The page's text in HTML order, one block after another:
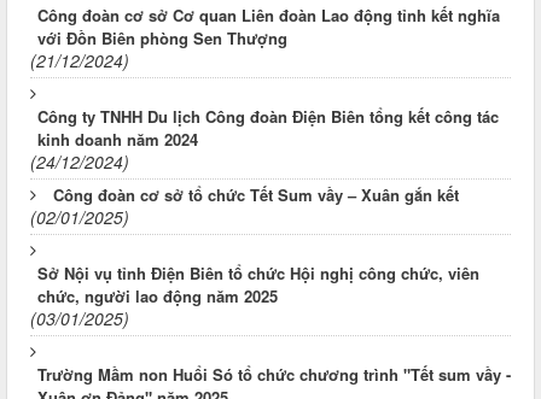
Công đoàn cơ sở Cơ quan Liên đoàn Lao động tỉnh kết nghĩa
với Đồn Biên phòng Sen Thượng
(21/12/2024)
Công ty TNHH Du lịch Công đoàn Điện Biên tổng kết công tác
kinh doanh năm 2024
(24/12/2024)
Công đoàn cơ sở tổ chức Tết Sum vầy – Xuân gắn kết
(02/01/2025)
Sở Nội vụ tỉnh Điện Biên tổ chức Hội nghị công chức, viên
chức, người lao động năm 2025
(03/01/2025)
Trường Mầm non Huổi Só tổ chức chương trình "Tết sum vầy -